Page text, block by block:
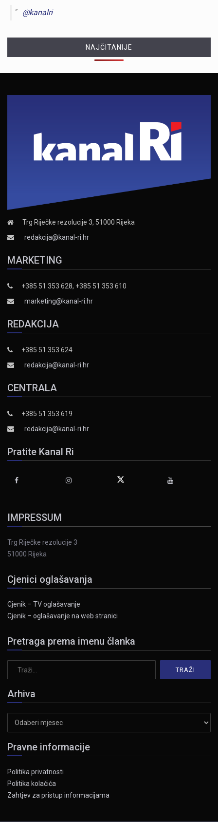
@kanalri
NAJČITANIJE
Trg Riječke rezolucije 3, 51000 Rijeka
redakcija@kanal-ri.hr
MARKETING
+385 51 353 628, +385 51 353 610
marketing@kanal-ri.hr
REDAKCIJA
+385 51 353 624
redakcija@kanal-ri.hr
CENTRALA
+385 51 353 619
redakcija@kanal-ri.hr
Pratite Kanal Ri
IMPRESSUM
Trg Riječke rezolucije 3
51000 Rijeka
Cjenici oglašavanja
Cjenik – TV oglašavanje
Cjenik – oglašavanje na web stranici
Pretraga prema imenu članka
Arhiva
Pravne informacije
Politika privatnosti
Politika kolačića
Zahtjev za pristup informacijama